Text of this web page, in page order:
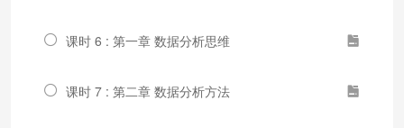
课时 6 : 第一章 数据分析思维
课时 7 : 第二章 数据分析方法